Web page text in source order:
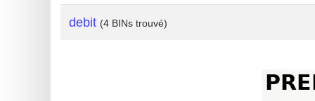
BIN
Checker
debit (4 BINs trouvé)